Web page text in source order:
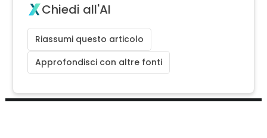
Chiedi all'AI
Riassumi questo articolo
Approfondisci con altre fonti